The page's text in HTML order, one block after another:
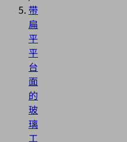
带
扁
平
平
台
面
的
玻
璃
工